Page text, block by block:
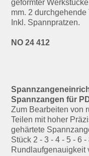
geformter
mm. 2 durchgehende
Inkl. Spannpratzen.
NO 24 412
Spannzangen für
Zum Bearbeiten von
Teilen mit hoher
gehärtete
Stück 2 - 3 - 4 - 5 - 6
Rundlaufgenauigkeit